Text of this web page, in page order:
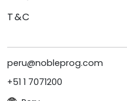
T&C
peru@nobleprog.com
+51 1 7071200